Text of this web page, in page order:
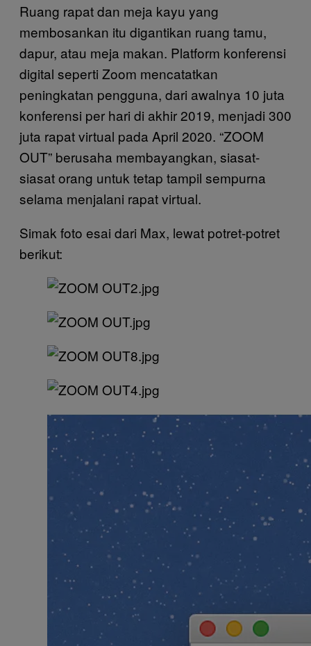
Ruang rapat dan meja kayu yang
membosankan itu digantikan ruang tamu,
dapur, atau meja makan. Platform konferensi
digital seperti Zoom mencatatkan
peningkatan pengguna, dari awalnya 10 juta
konferensi per hari di akhir 2019, menjadi 300
juta rapat virtual pada April 2020. “ZOOM
OUT” berusaha membayangkan, siasat-
siasat orang untuk tetap tampil sempurna
selama menjalani rapat virtual.
Simak foto esai dari Max, lewat potret-potret
berikut: